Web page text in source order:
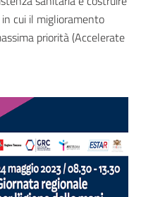
cui il miglioramento
priorità (Accelerate